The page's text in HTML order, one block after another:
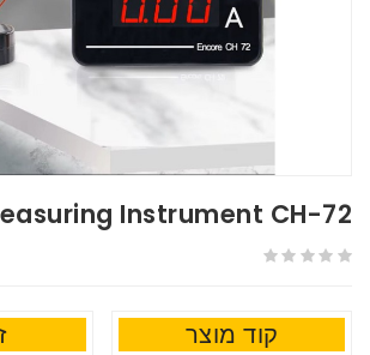
Instrument CH-72
קוד מוצר